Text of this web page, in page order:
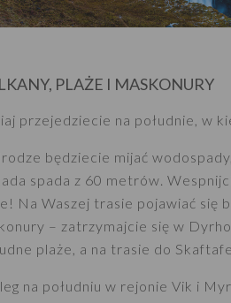
PLAŻE I MASKONURY
przejedziecie na południe, w
będziecie mijać
spada z 60 metrów.
Na Waszej trasie pojawiać się
– zatrzymajcie się w
plaże, a na trasie do
na południu w rejonie Vik i